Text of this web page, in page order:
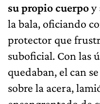
su propio cuerpoy
la bala, oficiando
protector que
suboficial. Con las
quedaban, el can
sobre la acera,